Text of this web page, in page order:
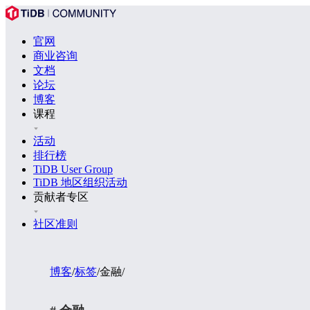
官网
商业咨询
文档
论坛
博客
课程
活动
排行榜
TiDB User Group
TiDB 地区组织活动
贡献者专区
社区准则
博客/标签/金融/